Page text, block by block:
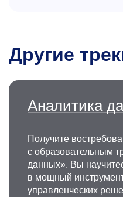
Другие
Аналитика
Получите
с образовательным
данных». Вы
в мощный
управленческих